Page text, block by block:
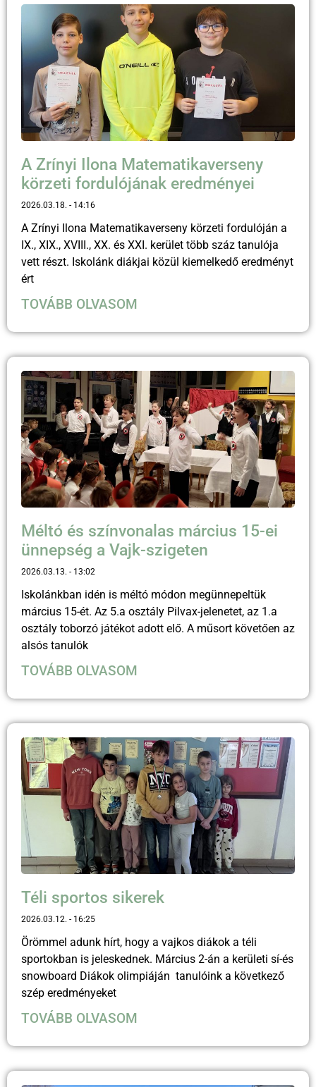
A Zrínyi Ilona Matematikaverseny
körzeti fordulójának eredményei
2026.03.18. 14:16
A Zrínyi Ilona Matematikaverseny körzeti fordulóján a
IX., XIX., XVIII., XX. és XXI. kerület több száz tanulója
vett részt. Iskolánk diákjai közül kiemelkedő eredményt
ért
TOVÁBB OLVASOM
Méltó és színvonalas március 15-ei
ünnepség a Vajk-szigeten
2026.03.13. 13:02
Iskolánkban idén is méltó módon megünnepeltük
március 15-ét. Az 5.a osztály Pilvax-jelenetet, az 1.a
osztály toborzó játékot adott elő. A műsort követően az
alsós tanulók
TOVÁBB OLVASOM
Téli sportos sikerek
2026.03.12. 16:25
Örömmel adunk hírt, hogy a vajkos diákok a téli
sportokban is jeleskednek. Március 2-án a kerületi sí-és
snowboard Diákok olimpiáján tanulóink a következő
szép eredményeket
TOVÁBB OLVASOM